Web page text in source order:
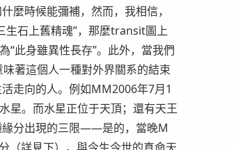
麼時候能彌補，然而，我相信，
生石上舊精魂”，那麼transit圖上
“此身雖異性長存”。此外，當我們
著這個人一種對外界關系的結束
走向的人。例如MM2006年7月1
星。而水星正位于天頂；還有天王
緣分出現的三限——是的，當晚M